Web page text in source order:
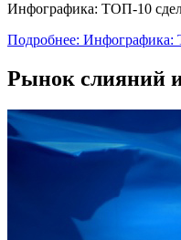
Инфографика: ТОП-10
Подробнее: Инфографика:
Рынок слияний